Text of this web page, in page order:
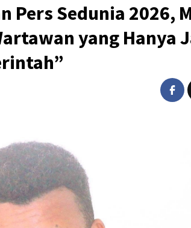
Pers Sedunia 2026,
yang Hanya